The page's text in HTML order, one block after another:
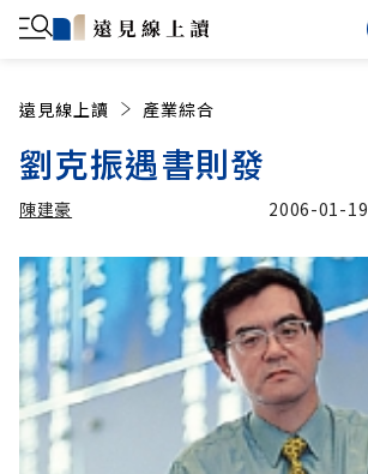
遠見線上讀 產業綜合
劉克振遇書則發
陳建豪
陳建豪 加入追蹤
2006-01-19